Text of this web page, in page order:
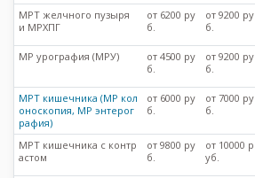
МРТ желчного пузыря
и МРХПГ
от 6200 ру
б.
от 9200 ру
б.
МР урография (МРУ)
от 4500 ру
б.
от 9200 ру
б.
МРТ кишечника (МР кол
оноскопия, МР энтерог
рафия)
от 6000 ру
б.
от 7000 ру
б.
МРТ кишечника с контр
астом
от 9800 ру
б.
от 10000 р
уб.